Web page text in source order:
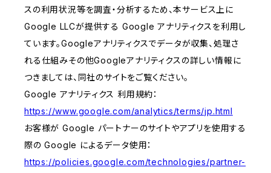
スの利用状況等を調査・分析するため、本サービス上に
Google LLCが提供する Google アナリティクスを利用し
ています。Googleアナリティクスでデータが収集、処理さ
れる仕組みその他Googleアナリティクスの詳しい情報に
つきましては、同社のサイトをご覧ください。
Google アナリティクス 利用規約：
https://www.google.com/analytics/terms/jp.html
お客様が Google パートナーのサイトやアプリを使用する
際の Google によるデータ使用：
https://policies.google.com/technologies/partner-